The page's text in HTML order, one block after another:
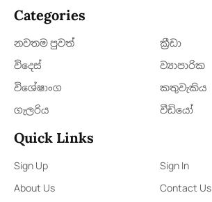
Categories
නවතම පුවත්
ක්‍රී​ඩා
විදෙස්
ව්‍යාපාරික
විශේෂාංග
කතුවැකිය
ගැලරිය
වීඩියෝ
Quick Links
Sign Up
Sign In
About Us
Contact Us